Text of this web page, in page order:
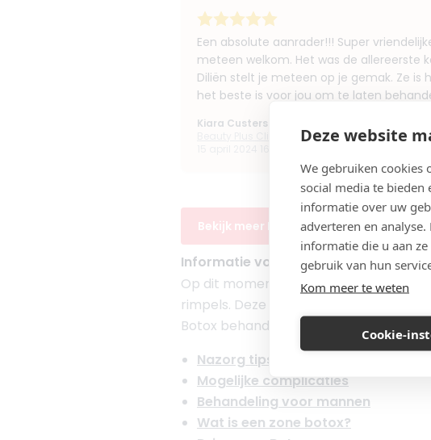
Deze website
We gebruiken cookies
social media te bieden
informatie over uw
adverteren en
informatie die u aan
gebruik van hun
Kom meer te weten
Cookie-
Een absolute aanrader!!! Super
meteen welkom. Het was de allereerste
Diliën stelt je meteen op je gemak. Ze
het beste is voor jou om te laten
Kiara Custers
Beauty Plus Clinic Heusden-Zolder
Bekijk meer Botox ervaringen in
Informatie voor, tijdens en na een
Op dit moment zijn er 4 merken
rimpels. Deze merken zijn
Botox behandeling in
Lees
Nazorg tips
Mogelijke complicaties
Behandeling voor mannen
Wat is een zone botox?